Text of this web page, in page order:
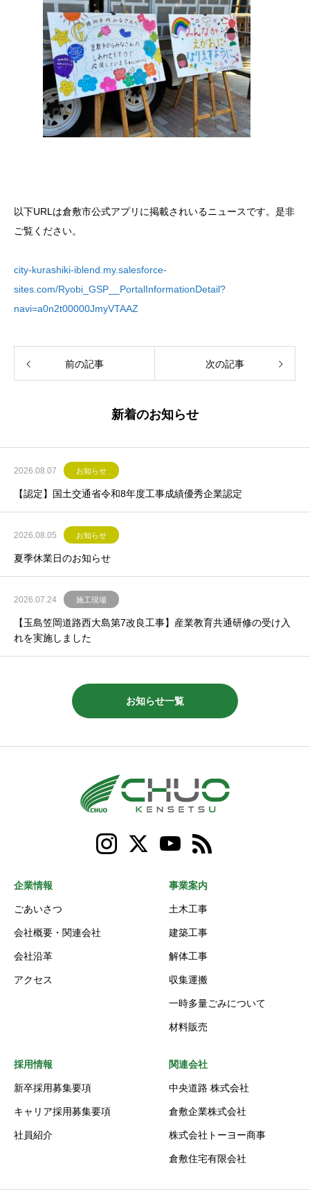
以下URLは倉敷市公式アプリに掲載されいるニュースです。是非
ご覧ください。
city-kurashiki-iblend.my.salesforce-
sites.com/Ryobi_GSP__PortalInformationDetail?
navi=a0n2t00000JmyVTAAZ
前の記事 次の記事
新着のお知らせ
2026.08.07 お知らせ
【認定】国土交通省令和8年度工事成績優秀企業認定
2026.08.05 お知らせ
夏季休業日のお知らせ
2026.07.24 施工現場
【玉島笠岡道路西大島第7改良工事】産業教育共通研修の受け入
れを実施しました
お知らせ一覧
企業情報
ごあいさつ
会社概要・関連会社
会社沿革
アクセス
事業案内
土木工事
建築工事
解体工事
収集運搬
一時多量ごみについて
材料販売
採用情報
新卒採用募集要項
キャリア採用募集要項
社員紹介
関連会社
中央道路 株式会社
倉敷企業株式会社
株式会社トーヨー商事
倉敷住宅有限会社